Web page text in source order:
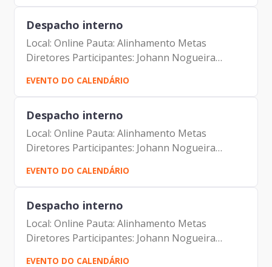
Despacho interno
Local: Online Pauta: Alinhamento Metas
Diretores Participantes: Johann Nogueira
Dantas Lucia C Freire Almeida Carolina Magnani
Hiromoto Aline Souza de Araujo Santos
EVENTO DO CALENDÁRIO
Despacho interno
Local: Online Pauta: Alinhamento Metas
Diretores Participantes: Johann Nogueira
Dantas Lucia C Freire Almeida Carolina Magnani
Hiromoto Aline Souza de Araujo Santos
EVENTO DO CALENDÁRIO
Despacho interno
Local: Online Pauta: Alinhamento Metas
Diretores Participantes: Johann Nogueira
Dantas Lucia C Freire Almeida Carolina Magnani
EVENTO DO CALENDÁRIO